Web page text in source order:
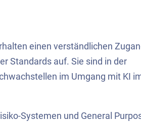
einen verständlichen
Standards auf. Sie sind in der
im Umgang mit KI
Systemen und General